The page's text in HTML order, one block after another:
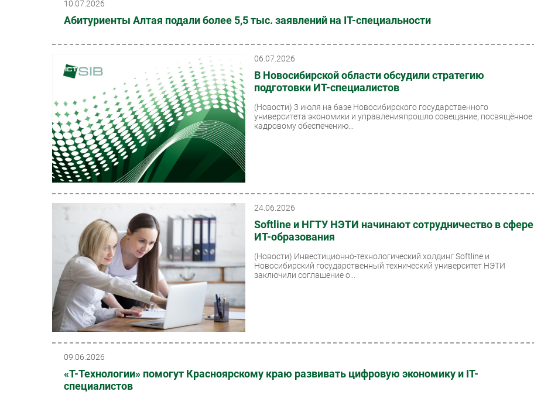
10.07.2026
Абитуриенты Алтая подали более 5,5 тыс. заявлений на IT-специальности
06.07.2026
В Новосибирской области обсудили стратегию
подготовки ИТ-специалистов
(Новости)3 июля на базе Новосибирского государственного
университета экономики и управленияпрошло совещание, посвящённое
кадровому обеспечению...
24.06.2026
Softline и НГТУ НЭТИ начинают сотрудничество в сфере
ИТ-образования
(Новости) Инвестиционно-технологический холдинг Softline и
Новосибирский государственный технический университет НЭТИ
заключили соглашение о...
09.06.2026
«Т-Технологии» помогут Красноярскому краю развивать цифровую экономику и IT-
специалистов